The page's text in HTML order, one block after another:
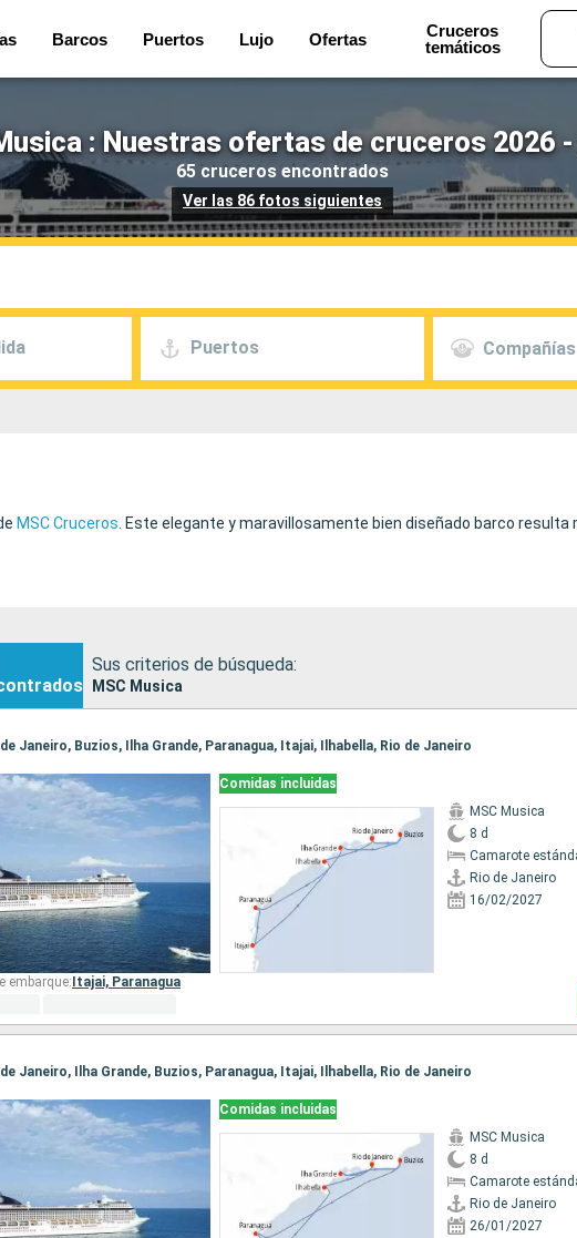
Barcos Puertos Lujo Ofertas
Cruceros
temáticos
: Nuestras ofertas de cruceros 2026 -
65 cruceros encontrados
Ver las 86 fotos siguientes
Puertos Compañías
MSC Cruceros . Este elegante y maravillosamente bien diseñado barco
Sus criterios de búsqueda:
MSC Musica
Janeiro, Buzios, Ilha Grande, Paranagua, Itajai, Ilhabella, Rio de Janeiro
Comidas incluidas
MSC Musica
8 d
Camarote
Rio de Janeiro
16/02/2027
embarque: Itajai, Paranagua
Janeiro, Ilha Grande, Buzios, Paranagua, Itajai, Ilhabella, Rio de Janeiro
Comidas incluidas
MSC Musica
8 d
Camarote
Rio de Janeiro
26/01/2027